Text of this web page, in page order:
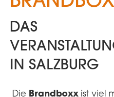
DAS
IN SALZBURG
Die Brandboxx ist viel